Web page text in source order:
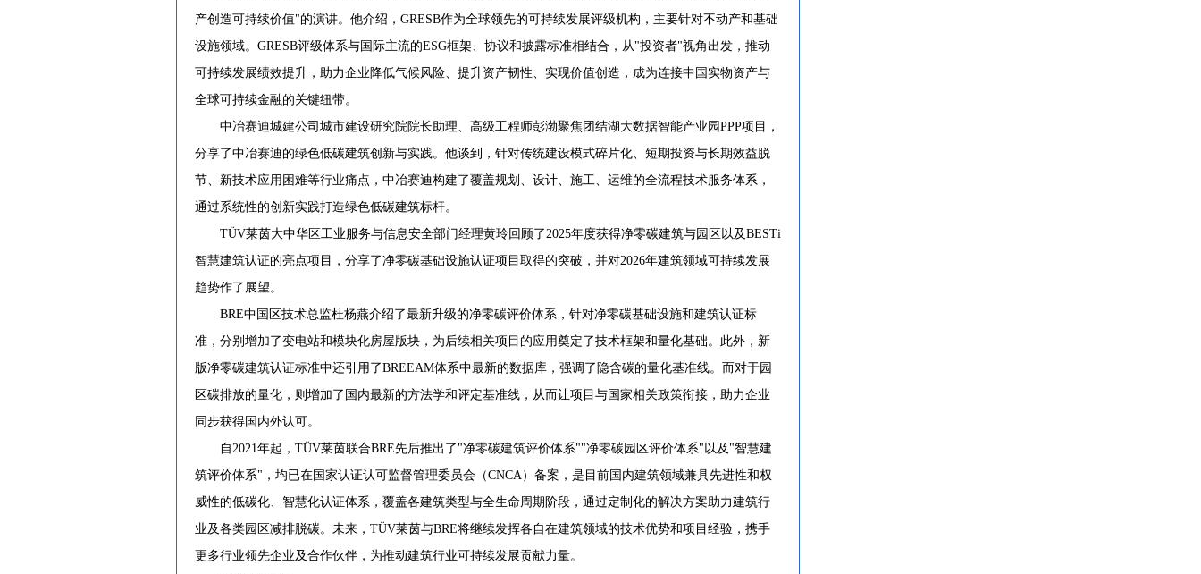
产创造可持续价值"的演讲。他介绍，GRESB作为全球领先的可持续发展评级机构，主要针对不动产和基础
设施领域。GRESB评级体系与国际主流的ESG框架、协议和披露标准相结合，从"投资者"视角出发，推动
可持续发展绩效提升，助力企业降低气候风险、提升资产韧性、实现价值创造，成为连接中国实物资产与
全球可持续金融的关键纽带。
中冶赛迪城建公司城市建设研究院院长助理、高级工程师彭渤聚焦团结湖大数据智能产业园PPP项目，
分享了中冶赛迪的绿色低碳建筑创新与实践。他谈到，针对传统建设模式碎片化、短期投资与长期效益脱
节、新技术应用困难等行业痛点，中冶赛迪构建了覆盖规划、设计、施工、运维的全流程技术服务体系，
通过系统性的创新实践打造绿色低碳建筑标杆。
TÜV莱茵大中华区工业服务与信息安全部门经理黄玲回顾了2025年度获得净零碳建筑与园区以及BESTi
智慧建筑认证的亮点项目，分享了净零碳基础设施认证项目取得的突破，并对2026年建筑领域可持续发展
趋势作了展望。
BRE中国区技术总监杜杨燕介绍了最新升级的净零碳评价体系，针对净零碳基础设施和建筑认证标
准，分别增加了变电站和模块化房屋版块，为后续相关项目的应用奠定了技术框架和量化基础。此外，新
版净零碳建筑认证标准中还引用了BREEAM体系中最新的数据库，强调了隐含碳的量化基准线。而对于园
区碳排放的量化，则增加了国内最新的方法学和评定基准线，从而让项目与国家相关政策衔接，助力企业
同步获得国内外认可。
自2021年起，TÜV莱茵联合BRE先后推出了"净零碳建筑评价体系""净零碳园区评价体系"以及"智慧建
筑评价体系"，均已在国家认证认可监督管理委员会（CNCA）备案，是目前国内建筑领域兼具先进性和权
威性的低碳化、智慧化认证体系，覆盖各建筑类型与全生命周期阶段，通过定制化的解决方案助力建筑行
业及各类园区减排脱碳。未来，TÜV莱茵与BRE将继续发挥各自在建筑领域的技术优势和项目经验，携手
更多行业领先企业及合作伙伴，为推动建筑行业可持续发展贡献力量。